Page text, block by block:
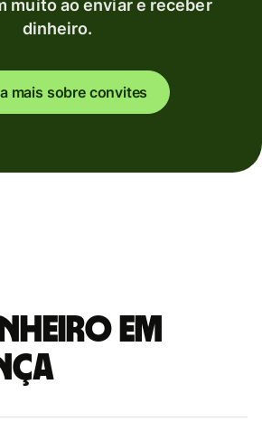
muito ao enviar e receber
dinheiro.
mais sobre convites
em